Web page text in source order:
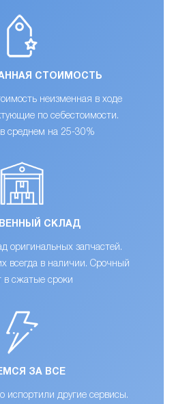
СТОИМОСТЬ
неизменная в ходе
по себестоимости.
среднем на 25-30%
СКЛАД
оригинальных запчастей.
всегда в наличии. Срочный
в сжатые сроки
ЗА ВСЕ
испортили другие сервисы.